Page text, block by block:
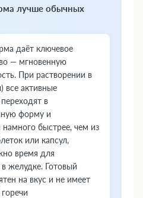
лучше обычных
даёт ключевое
— мгновенную
При растворении в
все активные
в
форму и
намного быстрее, чем из
или капсул,
время для
в желудке. Готовый
на вкус и не имеет